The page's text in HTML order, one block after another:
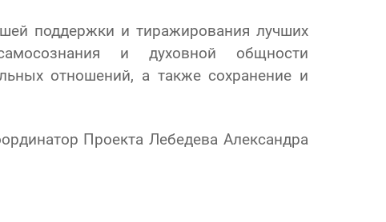
поддержки и тиражирования лучших
и духовной общности
отношений, а также сохранение и
Проекта Лебедева Александра